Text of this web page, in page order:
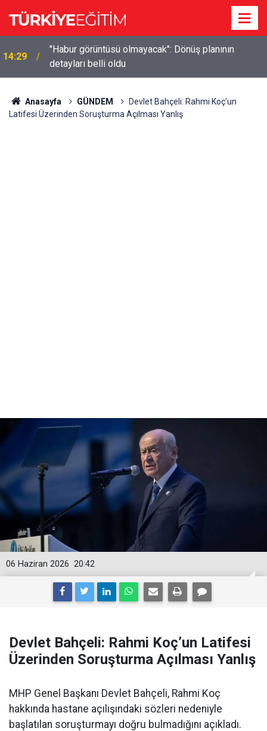
14:29
"Habur görüntüsü olmayacak": Dönüş planının
detayları belli oldu
Anasayfa GÜNDEM
Devlet Bahçeli: Rahmi Koç’un
Latifesi Üzerinden Soruşturma Açılması Yanlış
20:42
06 Haziran 2026
Devlet Bahçeli: Rahmi Koç’un Latifesi
Üzerinden Soruşturma Açılması Yanlış
MHP Genel Başkanı Devlet Bahçeli, Rahmi Koç
hakkında hastane açılışındaki sözleri nedeniyle
başlatılan soruşturmayı doğru bulmadığını açıkladı.